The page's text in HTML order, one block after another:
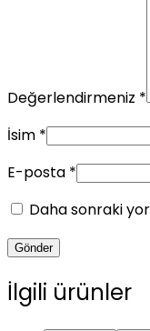
Değerlendirmeniz *
İsim *
E-posta *
Daha sonraki
İlgili ürünler